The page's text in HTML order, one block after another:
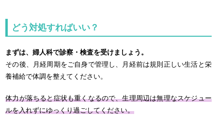
どう対処すればいい？
まずは、婦人科で診察・検査を受けましょう。
その後、月経周期をご自身で管理し、月経前は規則正しい生活と栄
養補給で体調を整えてください。
体力が落ちると症状も重くなるので、生理周辺は無理なスケジュー
ルを入れずにゆっくり過ごしてください。